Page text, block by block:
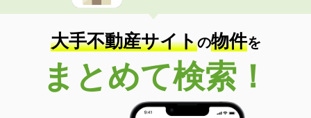
大手不動産サイトの物件を
まとめて検索！